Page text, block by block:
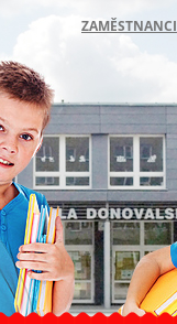
ZAMĚSTNANCI